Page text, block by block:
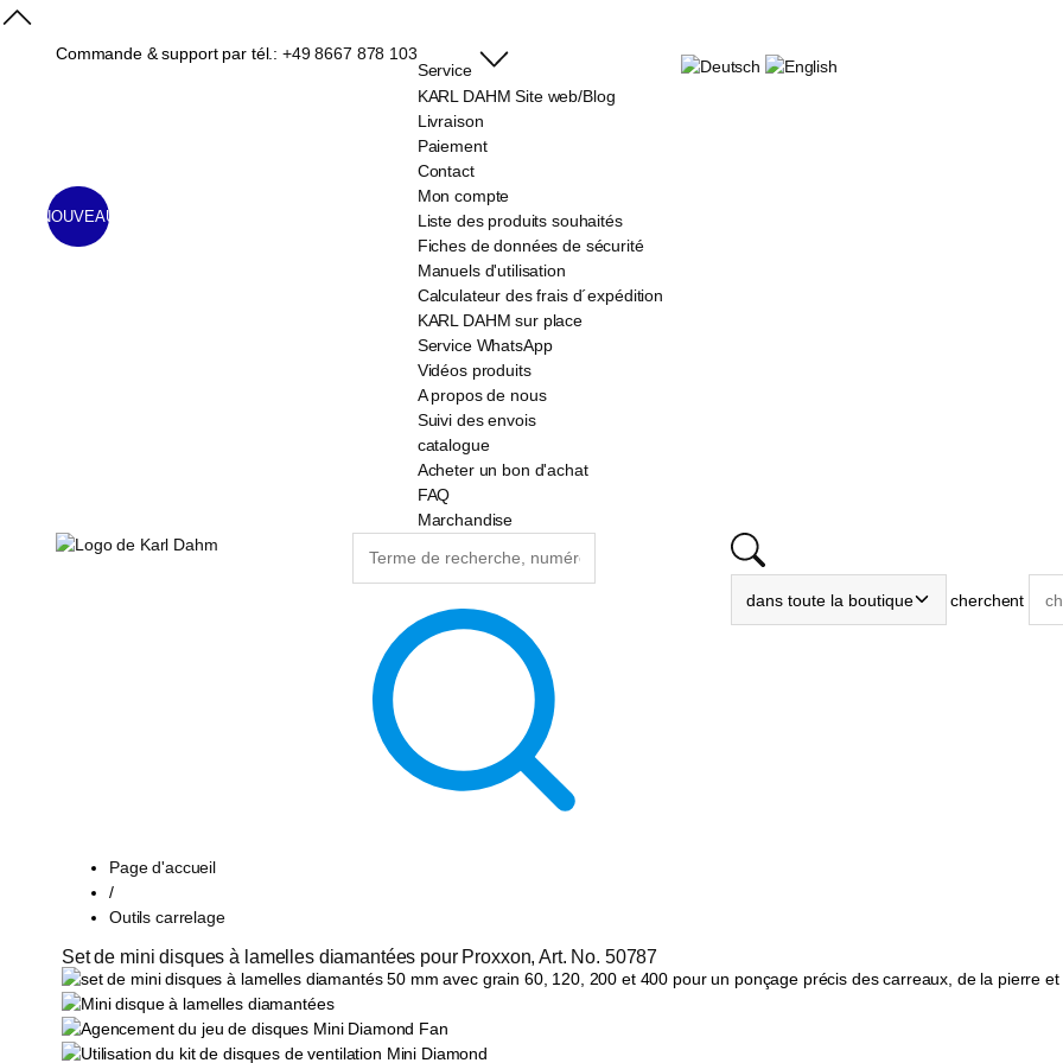
Commande & support par tél.: +49 8667 878 103
Service
KARL DAHM Site web/Blog
Livraison
Paiement
Contact
Mon compte
Liste des produits souhaités
Fiches de données de sécurité
Manuels d'utilisation
Calculateur des frais d´expédition
KARL DAHM sur place
Service WhatsApp
Vidéos produits
A propos de nous
Suivi des envois
catalogue
Acheter un bon d'achat
FAQ
Marchandise
cherchent
Page d'accueil
/
Outils carrelage
Set de mini disques à lamelles diamantées pour Proxxon, Art. No. 50787
NOUVEAU